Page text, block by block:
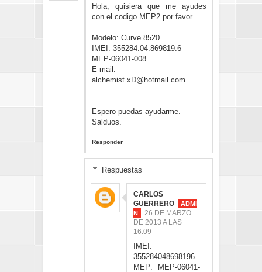
Hola, quisiera que me ayudes
con el codigo MEP2 por favor.
Modelo: Curve 8520
IMEI: 355284.04.869819.6
MEP-06041-008
E-mail:
alchemist.xD@hotmail.com
Espero puedas ayudarme.
Salduos.
Responder
Respuestas
CARLOS
GUERRERO
26 DE MARZO
DE 2013 A LAS
16:09
IMEI:
355284048698196
MEP: MEP-06041-